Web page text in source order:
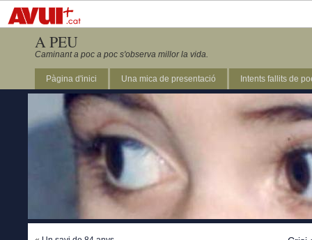
A PEU
Caminant a poc a poc s'observa millor la vida.
Pàgina d'inici Una mica de presentació Intents fallits de